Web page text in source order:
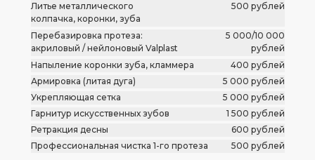
Перебазировка протеза:
акриловый / нейлоновый Valplast
5 000/10 000
рублей
Напыление коронки зуба, кламмера
400 рублей
Гарнитур искусственных зубов 1 500 рублей
Укрепляющая сетка 5 000 рублей
Литье металлического
колпачка, коронки, зуба
500 рублей
Профессиональная чистка 1-го протеза 500 рублей
Армировка (литая дуга) 5 000 рублей
Ретракция десны 600 рублей